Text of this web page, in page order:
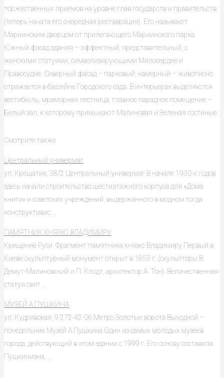
торжественных приемов на уровне глав государств и правительств
(теперь начата его очередная реставрация). Его называют
Мариинским дворцом от прилегающего Мариинского парка.
Южный фасад здания – эффектный, представительный, с
женскими статуями, символизирующими Милосердие и
Правосудие. Северный фасад – парковый, камерный – живописно
отражается в бассейне Городского сада. В интерьерах выделяются
вестибюль, мраморная лестница, главное парадное помещение –
Белый зал, к которому примыкают Малиновая и Зеленая гостиные.
Смотрите также
Центральный универмаг
ул. Крещатик, 38/2 Центральный универмаг В начале 1930-х годов
здесь начали строительство шестиэтажного корпуса для «Дома
книги» и советских учреждений, выдержанного в модном тогда
конструктивис ...
ПАМЯТНИК КНЯЗЮ ВЛАДИМИРУ
Крещение Руси. Фрагмент памятника князю Владимиру Первый в
Киеве скульптурный монумент открыт в 1853 г. (скульпторы В.
Демут-Малиновский и П. Клодт, архитектор А. Тон). Величественная
статуя свят ...
МУЗЕЙ А.ПУШКИНА
ул. Кудрявская, 9 272-42-06 Метро Золотые ворота Выходной –
понедельник Музей А.Пушкина Один из самых молодых музеев
города, действующий в этом здании с 1999 г. Его основу составила
Пушкиниана, ...